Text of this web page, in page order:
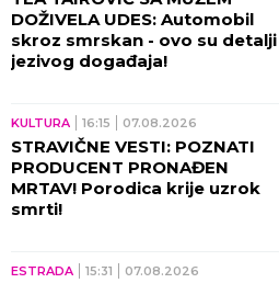
DOŽIVELA UDES: Automobil
skroz smrskan - ovo su detalji
jezivog događaja!
KULTURA 16:15 07.08.2026
STRAVIČNE VESTI: POZNATI
PRODUCENT PRONAĐEN
MRTAV! Porodica krije uzrok
smrti!
ESTRADA 15:31 07.08.2026